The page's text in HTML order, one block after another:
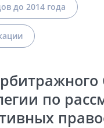
до 2014 года
по